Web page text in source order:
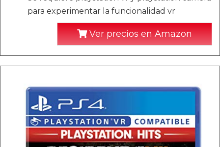
para experimentar la funcionalidad vr
Ver precios en Amazon